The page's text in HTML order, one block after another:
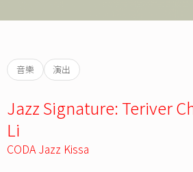
音樂 演出
Jazz Signature: Teriver
Li
CODA Jazz Kissa